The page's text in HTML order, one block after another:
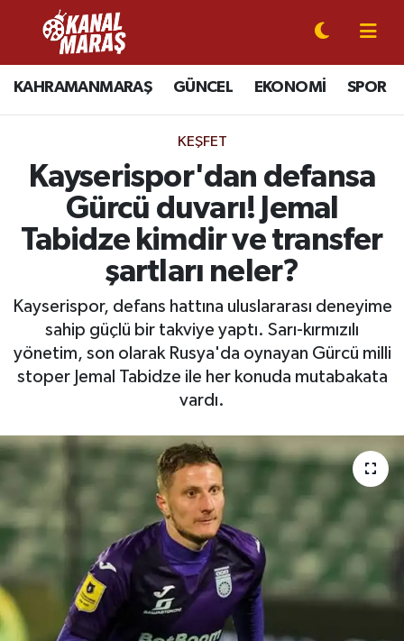
KAHRAMANMARAŞ GÜNCEL EKONOMİ SPOR
KEŞFET
Kayserispor'dan defansa
Gürcü duvarı! Jemal
Tabidze kimdir ve transfer
şartları neler?
Kayserispor, defans hattına uluslararası deneyime
sahip güçlü bir takviye yaptı. Sarı-kırmızılı
yönetim, son olarak Rusya'da oynayan Gürcü milli
stoper Jemal Tabidze ile her konuda mutabakata
vardı.
CANLI YAYIN
KAHRAMANMARAŞ
SPOR
SİYASET
EKONOMİ
GÜNDEM
MAGAZİN
SAĞLIK
BÖLGE
KEŞFET
POPÜLER
Kahramanmaraş Nöbetçi Eczaneler
Kahramanmaraş Hava Durumu
Kahramanmaraş Namaz Vakitleri
Kahramanmaraş Trafik Yoğunluk Haritası
Süper Lig Puan Durumu ve Fikstür
Tüm Manşetler
Son Dakika Haberleri
Haber Arşivi